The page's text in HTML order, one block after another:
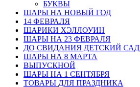
БУКВЫ
ШАРЫ НА НОВЫЙ ГОД
14 ФЕВРАЛЯ
ШАРИКИ ХЭЛЛОУИН
ШАРЫ НА 23 ФЕВРАЛЯ
ДО СВИДАНИЯ ДЕТСКИЙ САД
ШАРЫ НА 8 МАРТА
ВЫПУСКНОЙ
ШАРЫ НА 1 СЕНТЯБРЯ
ТОВАРЫ ДЛЯ ПРАЗДНИКА